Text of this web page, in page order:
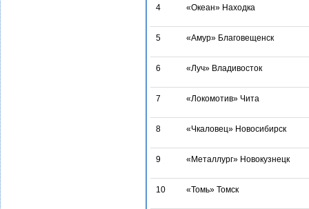
4 «Океан» Находка
5 «Амур» Благовещенск
6 «Луч» Владивосток
7 «Локомотив» Чита
8 «Чкаловец» Новосибирск
9 «Металлург» Новокузнецк
10 «Томь» Томск